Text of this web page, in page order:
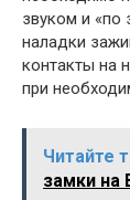
звуком и «по
наладки
контакты на
при
Читайте
замки на